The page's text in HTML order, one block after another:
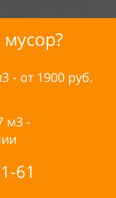
- от 1900 руб.
м3 -
61